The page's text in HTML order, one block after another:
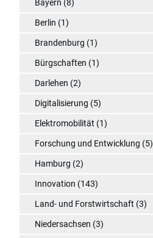
Bayern (8)
Berlin (1)
Brandenburg (1)
Bürgschaften (1)
Darlehen (2)
Digitalisierung (5)
Elektromobilität (1)
Forschung und Entwicklung (5)
Hamburg (2)
Innovation (143)
Land- und Forstwirtschaft (3)
Niedersachsen (3)